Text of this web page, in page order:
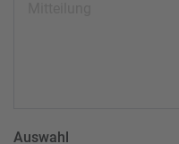
Auswahl